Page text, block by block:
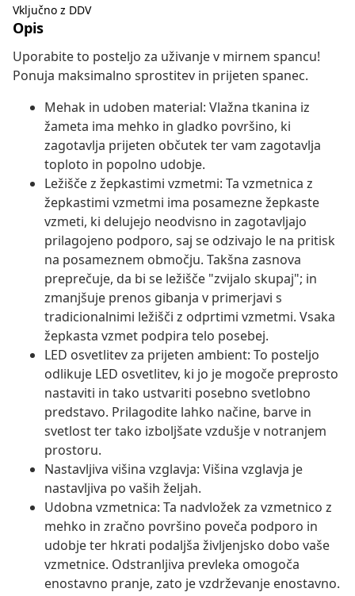
Vključno z DDV
Opis
Uporabite to posteljo za uživanje v mirnem spancu!
Ponuja maksimalno sprostitev in prijeten spanec.
Mehak in udoben material: Vlažna tkanina iz
žameta ima mehko in gladko površino, ki
zagotavlja prijeten občutek ter vam zagotavlja
toploto in popolno udobje.
Ležišče z žepkastimi vzmetmi: Ta vzmetnica z
žepkastimi vzmetmi ima posamezne žepkaste
vzmeti, ki delujejo neodvisno in zagotavljajo
prilagojeno podporo, saj se odzivajo le na pritisk
na posameznem območju. Takšna zasnova
preprečuje, da bi se ležišče "zvijalo skupaj"; in
zmanjšuje prenos gibanja v primerjavi s
tradicionalnimi ležišči z odprtimi vzmetmi. Vsaka
žepkasta vzmet podpira telo posebej.
LED osvetlitev za prijeten ambient: To posteljo
odlikuje LED osvetlitev, ki jo je mogoče preprosto
nastaviti in tako ustvariti posebno svetlobno
predstavo. Prilagodite lahko načine, barve in
svetlost ter tako izboljšate vzdušje v notranjem
prostoru.
Nastavljiva višina vzglavja: Višina vzglavja je
nastavljiva po vaših željah.
Udobna vzmetnica: Ta nadvložek za vzmetnico z
mehko in zračno površino poveča podporo in
udobje ter hkrati podaljša življenjsko dobo vaše
vzmetnice. Odstranljiva prevleka omogoča
enostavno pranje, zato je vzdrževanje enostavno.